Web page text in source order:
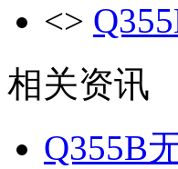
<>
相关资讯
Q355B